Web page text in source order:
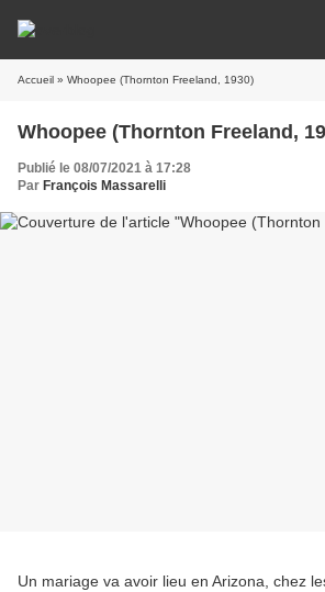
Accueil » Whoopee (Thornton Freeland, 1930)
Whoopee (Thornton Freeland,
Publié le 08/07/2021 à 17:28
Par François Massarelli
Un mariage va avoir lieu en Arizona, chez